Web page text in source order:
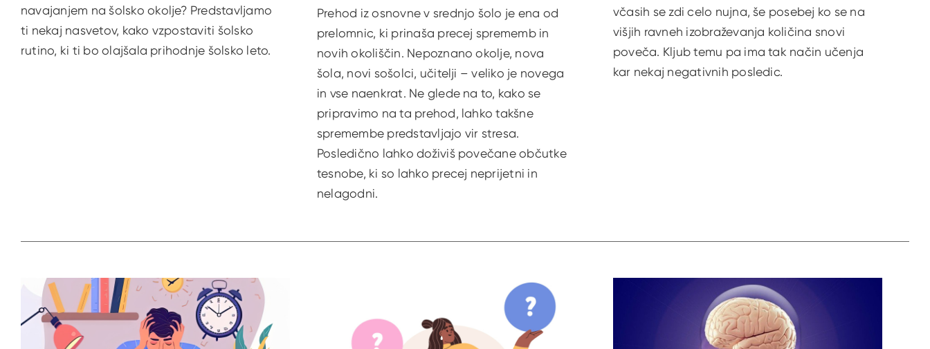
navajanjem na šolsko okolje? Predstavljamo
ti nekaj nasvetov, kako vzpostaviti šolsko
rutino, ki ti bo olajšala prihodnje šolsko leto.
Prehod iz osnovne v srednjo šolo je ena od
prelomnic, ki prinaša precej sprememb in
novih okoliščin. Nepoznano okolje, nova
šola, novi sošolci, učitelji – veliko je novega
in vse naenkrat. Ne glede na to, kako se
pripravimo na ta prehod, lahko takšne
spremembe predstavljajo vir stresa.
Posledično lahko doživiš povečane občutke
tesnobe, ki so lahko precej neprijetni in
nelagodni.
včasih se zdi celo nujna, še posebej ko se na
višjih ravneh izobraževanja količina snovi
poveča. Kljub temu pa ima tak način učenja
kar nekaj negativnih posledic.